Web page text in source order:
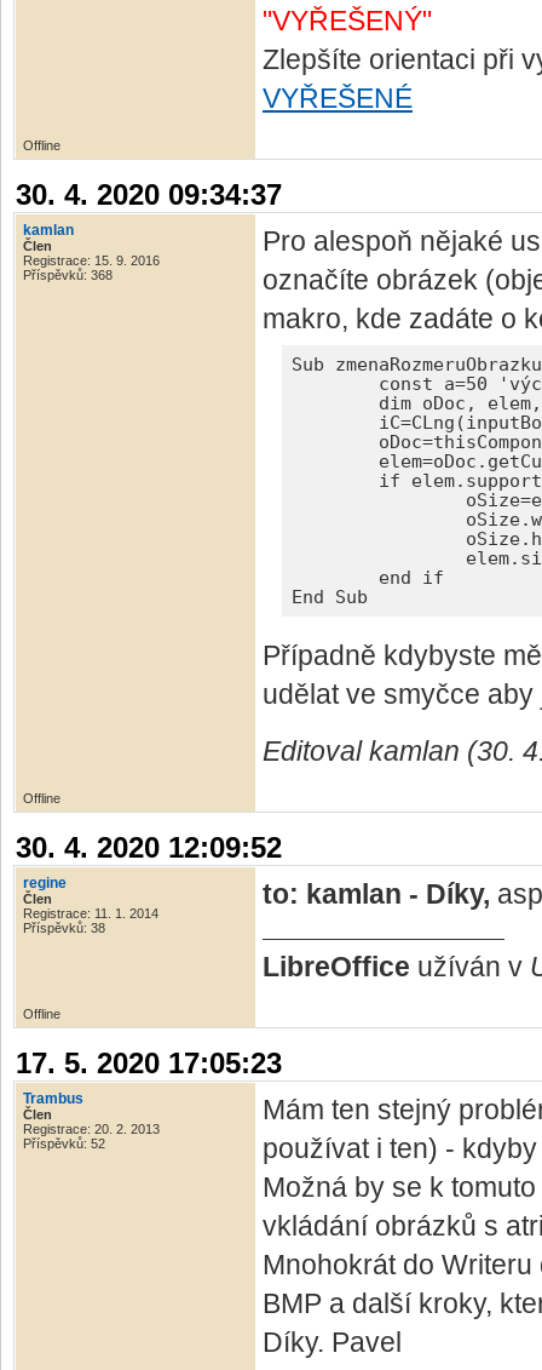
"VYŘEŠENÝ"
Zlepšíte orientaci při
VYŘEŠENÉ
Offline
30. 4. 2020 09:34:37
kamlan
Člen
Registrace: 15. 9. 2016
Příspěvků: 368
Pro alespoň nějaké
označíte obrázek
makro, kde zadáte o
Sub
End Sub
Případně kdybyste
udělat ve smyčce
Editoval kamlan (30.
Offline
30. 4. 2020 12:09:52
regine
Člen
Registrace: 11. 1. 2014
Příspěvků: 38
to: kamlan - Díky,
LibreOffice užíván v
Offline
17. 5. 2020 17:05:23
Trambus
Člen
Registrace: 20. 2. 2013
Příspěvků: 52
Mám ten stejný
používat i ten) -
Možná by se k
vkládání obrázků s
Mnohokrát do
BMP a další kroky,
Díky. Pavel